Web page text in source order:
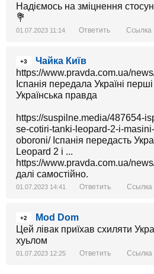
Надіємось на зміцнення
💐
01.07.2023 11:14 Ответить Ссылка
+3
Чайка Київ
https://www.pravda.com.ua/
Іспанія передала Україні
Українська правда
https://suspilne.media/487654-
se-cotiri-tanki-leopard-2-i-
oboroni/ Іспанія передасть
Leopard 2 і ...
https://www.pravda.com.ua/
далі самостійно.
01.07.2023 14:41 Ответить Ссылка
+2
Mod Dom
Цей лівак приїхав схиляти
хуьлом
01.07.2023 12:25 Ответить Ссылка